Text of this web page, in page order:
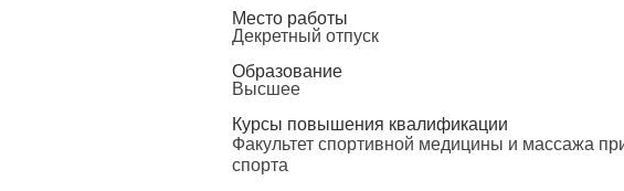
Место работы
Декретный отпуск
Образование
Высшее
Курсы повышения квалификации
Факультет спортивной медицины и массажа
спорта